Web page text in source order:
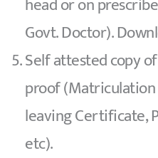
Govt. Doctor).
Self attested copy
proof
leaving Certificate,
etc).